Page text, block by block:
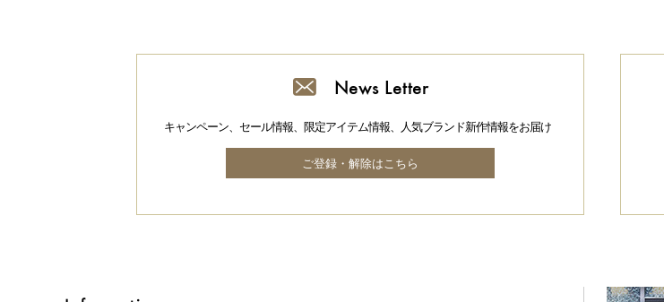
News Letter
キャンペーン、セール情報、限定アイテム情報、人気ブランド新作情報をお届け
ご登録・解除はこちら